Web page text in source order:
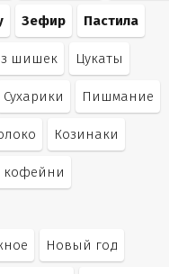
Зефир Пастила
шишек Цукаты
Сухарики Пишмание
Козинаки
кофейни
Новый год